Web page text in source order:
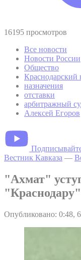
16195 просмотров
Все новости
Новости России
Общество
Краснодарский
назначения
отставки
арбитражный
Алексей Егоров
Вестник Кавказа —
"Ахмат"
"Краснодару"
Опубликовано: 0:48,